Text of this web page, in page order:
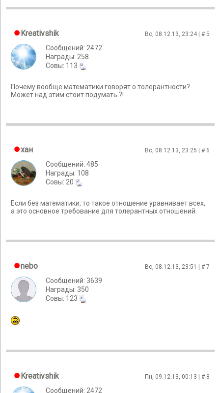
Kreativshik Вс, 08.12.13, 23:24 | #5
Сообщений: 2472
Награды: 258
Cовы: 113
Почему вообще математики говорят о толерантности?
Может над этим стоит подумать.?!
хан Вс, 08.12.13, 23:25 | # 6
Сообщений: 485
Награды: 108
Cовы: 20
Если без математики, то такое отношение уравнивает всех,
а это основное требование для толерантных отношений.
nebo Вс, 08.12.13, 23:51 | #7
Сообщений: 3639
Награды: 350
Cовы: 123
Kreativshik Пн, 09.12.13, 00:13 | # 8
Сообщений: 2472